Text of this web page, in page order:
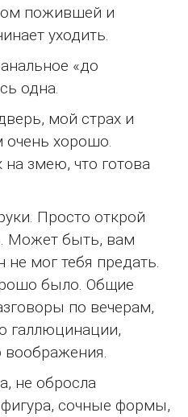
пожившей и
уходить.
«до
одна.
мой страх и
очень хорошо.
змею, что готова
Просто открой
Может быть, вам
не мог тебя предать.
было. Общие
по вечерам,
галлюцинации,
воображения.
не обросла
сочные формы,